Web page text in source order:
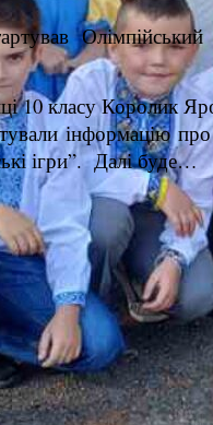
10 класу Королик
інформацію
ігри”. Далі буде…